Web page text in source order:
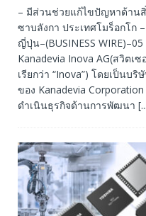
– มีส่วนช่วยแก้ไขปัญหาด้าน
ซาบลังกา ประเทศโมร็อกโก
ญี่ปุ่น–(BUSINESS
Kanadevia Inova AG(สวิตเ
เรียกว่า “Inova”) โดยเป็นบ
ของ Kanadevia Corporation
ดำเนินธุรกิจด้านการพัฒนา